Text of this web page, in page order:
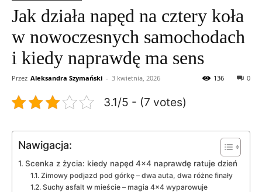
Jak działa napęd na cztery koła
w nowoczesnych samochodach
i kiedy naprawdę ma sens
Przez Aleksandra Szymański - 3 kwietnia, 2026 0
136
3.1/5 - (7 votes)
Nawigacja:
Scenka z życia: kiedy napęd 4×4 naprawdę ratuje dzień
Zimowy podjazd pod górkę – dwa auta, dwa różne finały
Suchy asfalt w mieście – magia 4×4 wyparowuje